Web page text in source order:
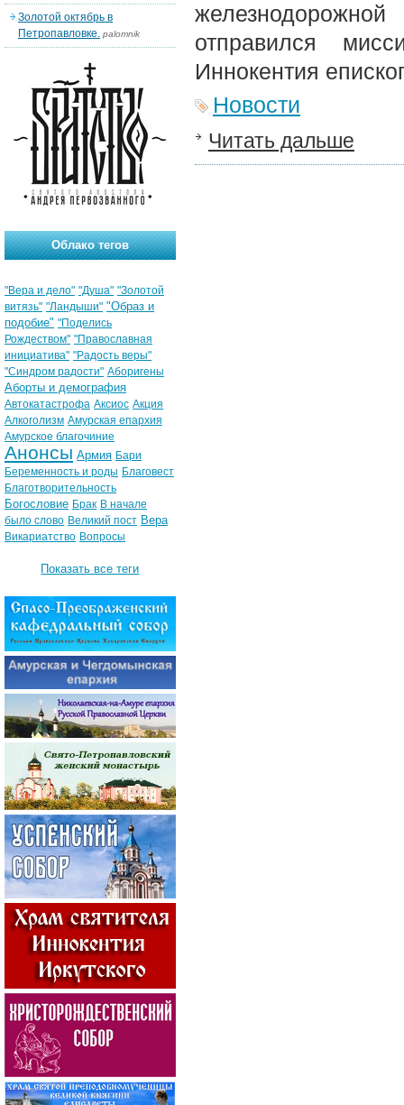
отправился
Иннокентия
Новости
Читать дальше
Золотой октябрь в
Петропавловке. palomnik
Облако тегов
"Вера и дело" "Душа" "Золотой
витязь" "Ландыши" "Образ и
подобие" "Поделись
Рождеством" "Православная
инициатива" "Радость веры"
"Синдром радости" Аборигены
Аборты и демография
Автокатастрофа Аксиос Акция
Алкоголизм Амурская епархия
Амурское благочиние
Анонсы Армия Бари
Беременность и роды Благовест
Благотворительность
Богословие Брак В начале
было слово Великий пост Вера
Викариатство Вопросы
Показать все теги